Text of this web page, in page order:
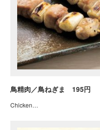
鳥精肉／鳥ねぎま 195円
Chicken…